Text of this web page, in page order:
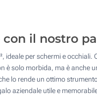
:
Aggiorna
il nostro
per schermi e
solo morbida, ma è anche
lo rende un ottimo
aziendale utile e